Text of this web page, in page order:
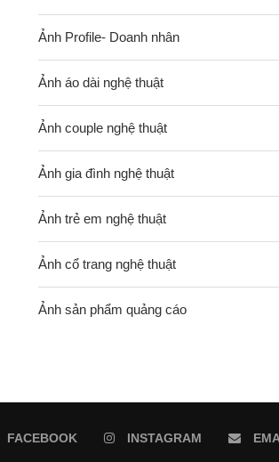
Ảnh Profile- Doanh nhân
Ảnh áo dài nghệ thuật
Ảnh couple nghệ thuật
Ảnh gia đình nghệ thuật
Ảnh trẻ em nghệ thuật
Ảnh cổ trang nghệ thuật
Ảnh sản phẩm quảng cáo
FACEBOOK INSTAGRAM